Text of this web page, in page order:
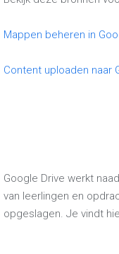
Mappen beheren in
Content uploaden naar
Google Drive werkt
van leerlingen en
opgeslagen. Je vindt